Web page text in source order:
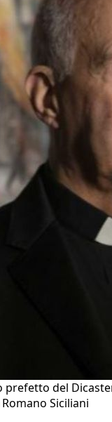
prefetto del
Siciliani